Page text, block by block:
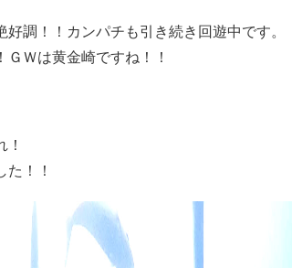
調！！カンパチも引き続き回遊中です。
Ｗは黄金崎ですね！！
！！